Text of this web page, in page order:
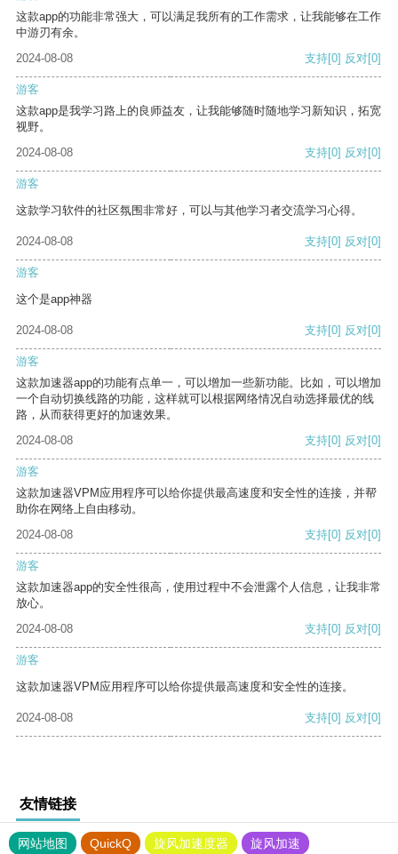
这款app的功能非常强大，可以满足我所有的工作需求，让我能够在工作
中游刃有余。
2024-08-08
支持[0] 反对[0]
游客
这款app是我学习路上的良师益友，让我能够随时随地学习新知识，拓宽
视野。
2024-08-08
支持[0] 反对[0]
游客
这款学习软件的社区氛围非常好，可以与其他学习者交流学习心得。
2024-08-08 支持[0] 反对[0]
游客
这个是app神器
2024-08-08 支持[0] 反对[0]
游客
这款加速器app的功能有点单一，可以增加一些新功能。比如，可以增加
一个自动切换线路的功能，这样就可以根据网络情况自动选择最优的线
路，从而获得更好的加速效果。
2024-08-08
支持[0] 反对[0]
游客
这款加速器VPM应用程序可以给你提供最高速度和安全性的连接，并帮
助你在网络上自由移动。
2024-08-08
支持[0] 反对[0]
游客
这款加速器app的安全性很高，使用过程中不会泄露个人信息，让我非常
放心。
2024-08-08
支持[0] 反对[0]
游客
这款加速器VPM应用程序可以给你提供最高速度和安全性的连接。
2024-08-08 支持[0] 反对[0]
友情链接
网站地图 QuickQ 旋风加速度器 旋风加速